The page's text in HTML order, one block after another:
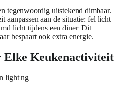
tegenwoordig uitstekend dimbaar.
aanpassen aan de situatie: fel licht
licht tijdens een diner. Dit
bespaart ook extra energie.
Elke Keukenactiviteit